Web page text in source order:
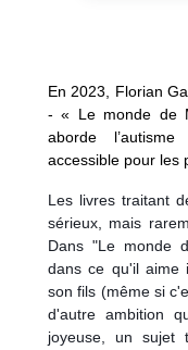
En 2023, Florian
- « Le monde de
aborde
accessible pour les
Les livres traitant
sérieux, mais
Dans "Le monde
dans ce qu'il aime
son fils (même si
d'autre ambition
joyeuse, un sujet